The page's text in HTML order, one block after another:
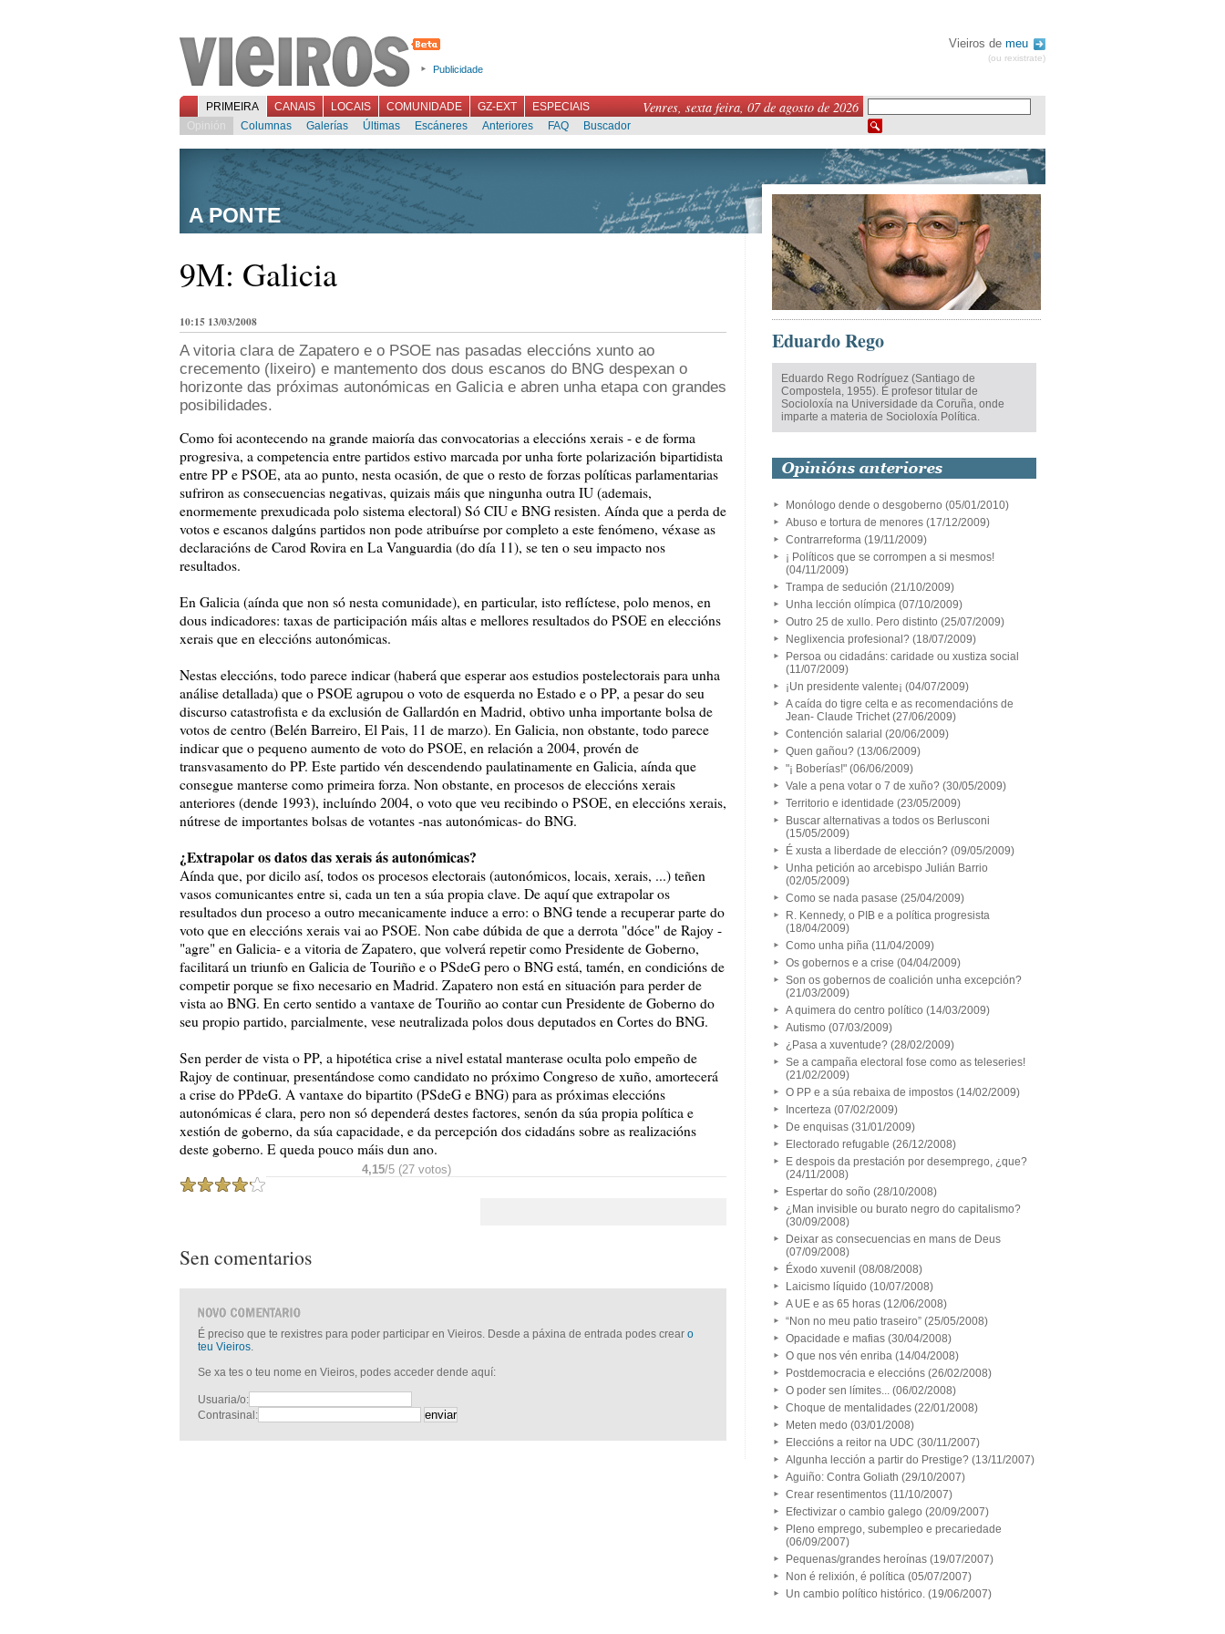
Publicidade
Vieiros de meu
(ou rexistrate)
Venres, sexta feira, 07 de agosto de 2026
PRIMEIRA CANAIS LOCAIS COMUNIDADE GZ-EXT
ESPECIAIS
Opinión
Columnas Galerías Últimas Escáneres Anteriores FAQ Buscador
A PONTE
9M: Galicia
10:15 13/03/2008
A vitoria clara de Zapatero e o PSOE nas pasadas eleccións xunto ao
crecemento (lixeiro) e mantemento dos dous escanos do BNG despexan o
horizonte das próximas autonómicas en Galicia e abren unha etapa con grandes
posibilidades.
Como foi acontecendo na grande maioría das convocatorias a eleccións xerais - e de forma
progresiva, a competencia entre partidos estivo marcada por unha forte polarización bipartidista
entre PP e PSOE, ata ao punto, nesta ocasión, de que o resto de forzas políticas parlamentarias
sufriron as consecuencias negativas, quizais máis que ningunha outra IU (ademais,
enormemente prexudicada polo sistema electoral) Só CIU e BNG resisten. Aínda que a perda de
votos e escanos dalgúns partidos non pode atribuírse por completo a este fenómeno, véxase as
declaracións de Carod Rovira en La Vanguardia (do día 11), se ten o seu impacto nos
resultados.
En Galicia (aínda que non só nesta comunidade), en particular, isto reflíctese, polo menos, en
dous indicadores: taxas de participación máis altas e mellores resultados do PSOE en eleccións
xerais que en eleccións autonómicas.
Nestas eleccións, todo parece indicar (haberá que esperar aos estudios postelectorais para unha
análise detallada) que o PSOE agrupou o voto de esquerda no Estado e o PP, a pesar do seu
discurso catastrofista e da exclusión de Gallardón en Madrid, obtivo unha importante bolsa de
votos de centro (Belén Barreiro, El Pais, 11 de marzo). En Galicia, non obstante, todo parece
indicar que o pequeno aumento de voto do PSOE, en relación a 2004, provén de
transvasamento do PP. Este partido vén descendendo paulatinamente en Galicia, aínda que
consegue manterse como primeira forza. Non obstante, en procesos de eleccións xerais
anteriores (dende 1993), incluíndo 2004, o voto que veu recibindo o PSOE, en eleccións xerais,
nútrese de importantes bolsas de votantes -nas autonómicas- do BNG.
¿Extrapolar os datos das xerais ás autonómicas?
Aínda que, por dicilo así, todos os procesos electorais (autonómicos, locais, xerais, ...) teñen
vasos comunicantes entre si, cada un ten a súa propia clave. De aquí que extrapolar os
resultados dun proceso a outro mecanicamente induce a erro: o BNG tende a recuperar parte do
voto que en eleccións xerais vai ao PSOE. Non cabe dúbida de que a derrota "dóce" de Rajoy -
"agre" en Galicia- e a vitoria de Zapatero, que volverá repetir como Presidente de Goberno,
facilitará un triunfo en Galicia de Touriño e o PSdeG pero o BNG está, tamén, en condicións de
competir porque se fixo necesario en Madrid. Zapatero non está en situación para perder de
vista ao BNG. En certo sentido a vantaxe de Touriño ao contar cun Presidente de Goberno do
seu propio partido, parcialmente, vese neutralizada polos dous deputados en Cortes do BNG.
Sen perder de vista o PP, a hipotética crise a nivel estatal manterase oculta polo empeño de
Rajoy de continuar, presentándose como candidato no próximo Congreso de xuño, amortecerá
a crise do PPdeG. A vantaxe do bipartito (PSdeG e BNG) para as próximas eleccións
autonómicas é clara, pero non só dependerá destes factores, senón da súa propia política e
xestión de goberno, da súa capacidade, e da percepción dos cidadáns sobre as realizacións
deste goberno. E queda pouco máis dun ano.
4,15/5 (27 votos)
Sen comentarios
É preciso que te rexistres para poder participar en Vieiros. Desde a páxina de entrada podes crear o
teu Vieiros.
Se xa tes o teu nome en Vieiros, podes acceder dende aquí:
Usuaria/o:
Contrasinal:
Eduardo Rego
Eduardo Rego Rodríguez (Santiago de
Compostela, 1955). É profesor titular de
Socioloxía na Universidade da Coruña, onde
imparte a materia de Socioloxía Política.
Monólogo dende o desgoberno (05/01/2010)
Abuso e tortura de menores (17/12/2009)
Contrarreforma (19/11/2009)
¡ Políticos que se corrompen a si mesmos!
(04/11/2009)
Trampa de sedución (21/10/2009)
Unha lección olímpica (07/10/2009)
Outro 25 de xullo. Pero distinto (25/07/2009)
Neglixencia profesional? (18/07/2009)
Persoa ou cidadáns: caridade ou xustiza social
(11/07/2009)
¡Un presidente valente¡ (04/07/2009)
A caída do tigre celta e as recomendacións de
Jean- Claude Trichet(27/06/2009)
Contención salarial (20/06/2009)
Quen gañou? (13/06/2009)
"¡ Boberías!" (06/06/2009)
Vale a pena votar o 7 de xuño? (30/05/2009)
Territorio e identidade (23/05/2009)
Buscar alternativas a todos os Berlusconi
(15/05/2009)
É xusta a liberdade de elección? (09/05/2009)
Unha petición ao arcebispo Julián Barrio
(02/05/2009)
Como se nada pasase (25/04/2009)
R. Kennedy, o PIB e a política progresista
(18/04/2009)
Como unha piña (11/04/2009)
Os gobernos e a crise (04/04/2009)
Son os gobernos de coalición unha excepción?
(21/03/2009)
A quimera do centro político (14/03/2009)
Autismo (07/03/2009)
¿Pasa a xuventude? (28/02/2009)
Se a campaña electoral fose como as teleseries!
(21/02/2009)
O PP e a súa rebaixa de impostos (14/02/2009)
Incerteza (07/02/2009)
De enquisas (31/01/2009)
Electorado refugable (26/12/2008)
E despois da prestación por desemprego, ¿que?
(24/11/2008)
Espertar do soño (28/10/2008)
¿Man invisible ou burato negro do capitalismo?
(30/09/2008)
Deixar as consecuencias en mans de Deus
(07/09/2008)
Éxodo xuvenil (08/08/2008)
Laicismo líquido (10/07/2008)
A UE e as 65 horas (12/06/2008)
“Non no meu patio traseiro” (25/05/2008)
Opacidade e mafias (30/04/2008)
O que nos vén enriba (14/04/2008)
Postdemocracia e eleccións (26/02/2008)
O poder sen límites... (06/02/2008)
Choque de mentalidades (22/01/2008)
Meten medo (03/01/2008)
Eleccións a reitor na UDC (30/11/2007)
Algunha lección a partir do Prestige? (13/11/2007)
Aguiño: Contra Goliath (29/10/2007)
Crear resentimentos (11/10/2007)
Efectivizar o cambio galego (20/09/2007)
Pleno emprego, subempleo e precariedade
(06/09/2007)
Pequenas/grandes heroínas (19/07/2007)
Non é relixión, é política (05/07/2007)
Un cambio político histórico. (19/06/2007)